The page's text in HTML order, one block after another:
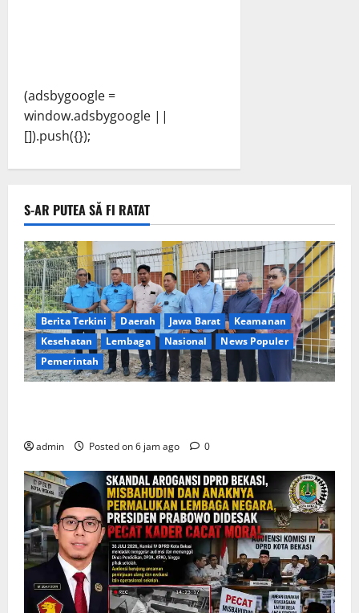
(adsbygoogle =
window.adsbygoogle ||
[]).push({});
S-AR PUTEA SĂ FI RATAT
Berita Terkini Daerah Jawa Barat
Keamanan
Kesehatan
Lembaga Nasional
News Populer
Pemerintah
admin Posted on 6 jam ago 0